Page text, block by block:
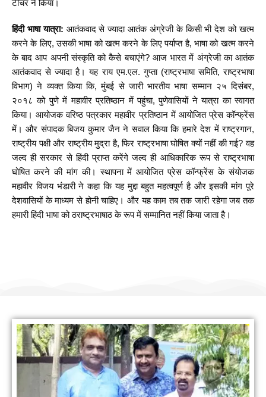
टीचर ने किया।
हिंदी भाषा यात्रा: आतंकवाद से ज्यादा आतंक अंग्रेजी के किसी भी देश को खत्म
करने के लिए, उसकी भाषा को खत्म करने के लिए पर्याप्त है, भाषा को खत्म करने
के बाद आप अपनी संस्कृति को कैसे बचाएंगे? आज भारत में अंग्रेजी का आतंक
आतंकवाद से ज्यादा है। यह राय एम.एल. गुप्ता (राष्ट्रभाषा समिति, राष्ट्रभाषा
विभाग) ने व्यक्त किया कि, मुंबई से जारी भारतीय भाषा सम्मान २५ दिसंबर,
२०१८ को पुणे में महावीर प्रतिष्ठान में पहुंचा, पुणेवासियों ने यात्रा का स्वागत
किया। आयोजक वरिष्ठ पत्रकार महावीर प्रतिष्ठान में आयोजित प्रेस कॉन्फ्रेंस
में। और संपादक बिजय कुमार जैन ने सवाल किया कि हमारे देश में राष्ट्रगान,
राष्ट्रीय पक्षी और राष्ट्रीय मुद्रा है, फिर राष्ट्रभाषा घोषित क्यों नहीं की गई? वह
जल्द ही सरकार से हिंदी प्राप्त करेंगे जल्द ही आधिकारिक रूप से राष्ट्रभाषा
घोषित करने की मांग की। स्थापना में आयोजित प्रेस कॉन्फ्रेंस के संयोजक
महावीर विजय भंडारी ने कहा कि यह मुद्दा बहुत महत्वपूर्ण है और इसकी मांग पूरे
देशवासियों के माध्यम से होनी चाहिए। और यह काम तब तक जारी रहेगा जब तक
हमारी हिंदी भाषा को ठराष्ट्रभाषाठ के रूप में सम्मानित नहीं किया जाता है।